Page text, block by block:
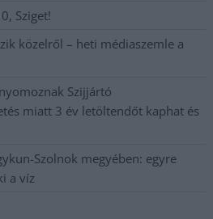
Sziget!
közelről – heti médiaszemle a
Szijjártó
miatt 3 év letöltendőt kaphat és
Szolnok megyében: egyre
a víz